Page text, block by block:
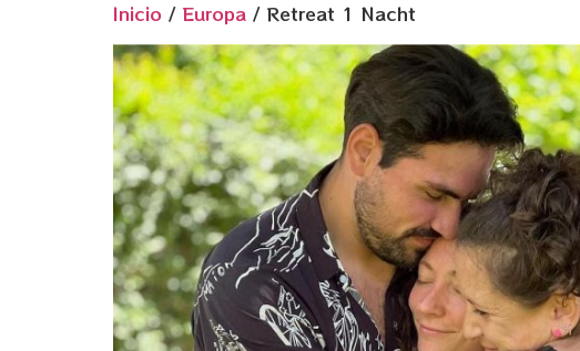
Inicio / Europa / Retreat 1 Nacht